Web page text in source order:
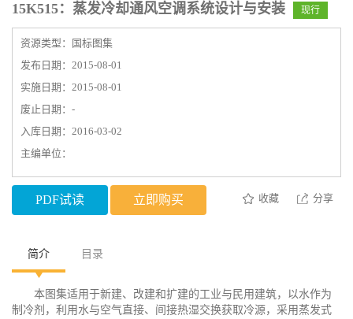
15K515：蒸发冷却通风空调系统设计与安装 现行
资源类型：国标图集
发布日期：2015-08-01
实施日期：2015-08-01
废止日期：-
入库日期：2016-03-02
主编单位：
PDF试读 立即购买 收藏 分享
简介 目录
本图集适用于新建、改建和扩建的工业与民用建筑，以水作为
制冷剂，利用水与空气直接、间接热湿交换获取冷源，采用蒸发式